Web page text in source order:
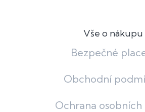
Vše o nákupu
Bezpečné
Obchodní
Ochrana osobních